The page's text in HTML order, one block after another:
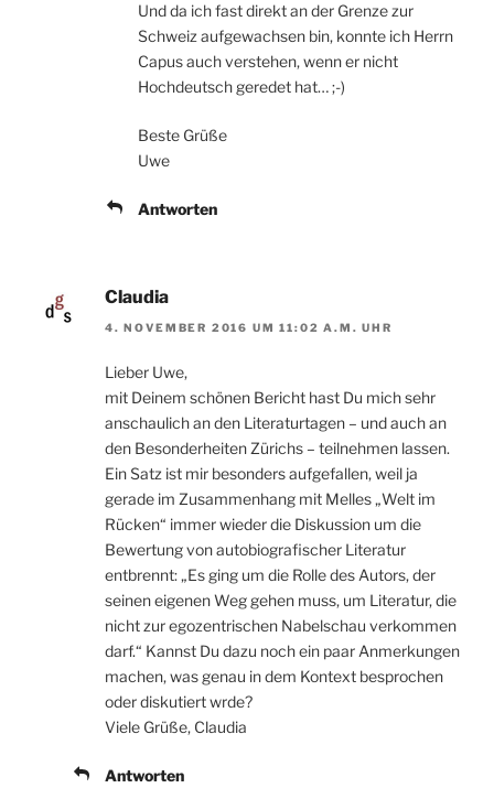
Und da ich fast direkt an der Grenze zur
Schweiz aufgewachsen bin, konnte ich Herrn
Capus auch verstehen, wenn er nicht
Hochdeutsch geredet hat… ;-)
Beste Grüße
Uwe
Antworten
Claudia
4. NOVEMBER 2016 UM 11:02 A.M. UHR
Lieber Uwe,
mit Deinem schönen Bericht hast Du mich sehr
anschaulich an den Literaturtagen – und auch an
den Besonderheiten Zürichs – teilnehmen lassen.
Ein Satz ist mir besonders aufgefallen, weil ja
gerade im Zusammenhang mit Melles „Welt im
Rücken“ immer wieder die Diskussion um die
Bewertung von autobiografischer Literatur
entbrennt: „Es ging um die Rolle des Autors, der
seinen eigenen Weg gehen muss, um Literatur, die
nicht zur egozentrischen Nabelschau verkommen
darf.“ Kannst Du dazu noch ein paar Anmerkungen
machen, was genau in dem Kontext besprochen
oder diskutiert wrde?
Viele Grüße, Claudia
Antworten